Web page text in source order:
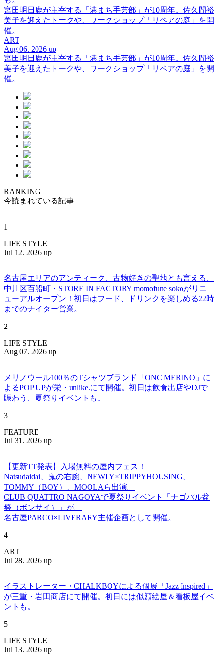
宮田明日鹿が主宰する「港まち手芸部」が10周年。佐久間裕
美子を迎えたトークや、ワークショップ「リペアの庭」を開
催。
ART
Aug 06. 2026 up
宮田明日鹿が主宰する「港まち手芸部」が10周年。佐久間裕
美子を迎えたトークや、ワークショップ「リペアの庭」を開
催。
RANKING
今読まれている記事
1
LIFE STYLE
Jul 12. 2026 up
名古屋エリアのアンティーク、古物好きの聖地とも言える、
中川区百船町・STORE IN FACTORY momofune sokoがリニ
ューアルオープン！初日はフード、ドリンクを楽しめる22時
までのナイター営業。
2
LIFE STYLE
Aug 07. 2026 up
メリノウール100％のTシャツブランド「ONC MERINO」に
よるPOP UPが栄・unlike.にて開催。初日は飲食出店やDJで
賑わう、夏祭りイベントも。
3
FEATURE
Jul 31. 2026 up
【更新TT発表】入場無料の屋内フェス！
Natsudaidai、鬼の右腕、NEWLY×TRIPPYHOUSING、
TOMMY（BOY）、MOOLAら出演。
CLUB QUATTRO NAGOYAで夏祭りイベント「ナゴパル盆
祭（ボンサイ）」が、
名古屋PARCO×LIVERARY主催企画として開催。
4
ART
Jul 28. 2026 up
イラストレーター・CHALKBOYによる個展「Jazz Inspired」
が三重・岩田商店にて開催。初日には似顔絵屋＆看板屋イベ
ントも。
5
LIFE STYLE
Jul 13. 2026 up